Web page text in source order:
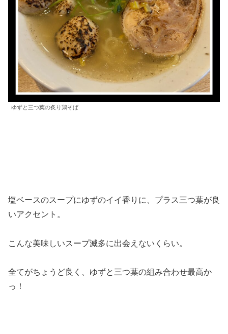
ゆずと三つ葉の炙り鶏そば
塩ベースのスープにゆずのイイ香りに、プラス三つ葉が良
いアクセント。
こんな美味しいスープ滅多に出会えないくらい。
全てがちょうど良く、ゆずと三つ葉の組み合わせ最高か
っ！